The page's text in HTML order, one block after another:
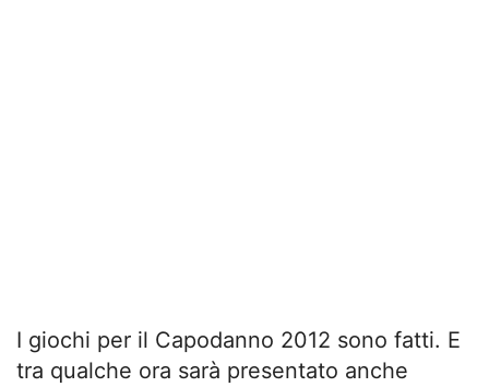
I giochi per il Capodanno 2012 sono fatti. E
tra qualche ora sarà presentato anche